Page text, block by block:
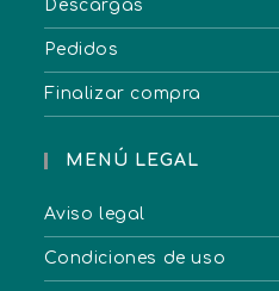
Descargas
Pedidos
Finalizar compra
MENÚ LEGAL
Aviso legal
Condiciones de uso